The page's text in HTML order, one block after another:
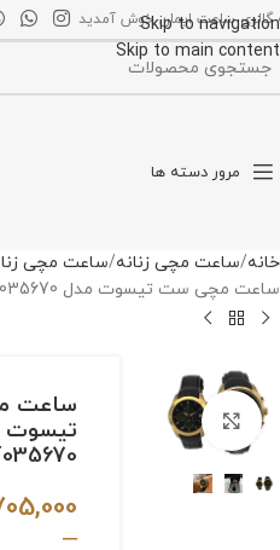
Skip to navigation
Skip to main content
گالری ساعت ایمان خوش آمدید
مرور دسته ها
خانه ساعت مچی زنانه ساعت مچی
ساعت مچی ست تیسوت مدل Tissot T035670
برای بزرگنمایی کلیک کنیدساعت
–